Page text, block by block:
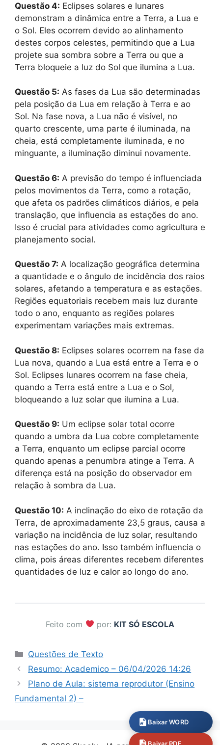
Questão 4: Eclipses solares e lunares
demonstram a dinâmica entre a Terra, a Lua e
o Sol. Eles ocorrem devido ao alinhamento
destes corpos celestes, permitindo que a Lua
projete sua sombra sobre a Terra ou que a
Terra bloqueie a luz do Sol que ilumina a Lua.
Questão 5: As fases da Lua são determinadas
pela posição da Lua em relação à Terra e ao
Sol. Na fase nova, a Lua não é visível, no
quarto crescente, uma parte é iluminada, na
cheia, está completamente iluminada, e no
minguante, a iluminação diminui novamente.
Questão 6: A previsão do tempo é influenciada
pelos movimentos da Terra, como a rotação,
que afeta os padrões climáticos diários, e pela
translação, que influencia as estações do ano.
Isso é crucial para atividades como agricultura e
planejamento social.
Questão 7: A localização geográfica determina
a quantidade e o ângulo de incidência dos raios
solares, afetando a temperatura e as estações.
Regiões equatoriais recebem mais luz durante
todo o ano, enquanto as regiões polares
experimentam variações mais extremas.
Questão 8: Eclipses solares ocorrem na fase da
Lua nova, quando a Lua está entre a Terra e o
Sol. Eclipses lunares ocorrem na fase cheia,
quando a Terra está entre a Lua e o Sol,
bloqueando a luz solar que ilumina a Lua.
Questão 9: Um eclipse solar total ocorre
quando a umbra da Lua cobre completamente
a Terra, enquanto um eclipse parcial ocorre
quando apenas a penumbra atinge a Terra. A
diferença está na posição do observador em
relação à sombra da Lua.
Questão 10: A inclinação do eixo de rotação da
Terra, de aproximadamente 23,5 graus, causa a
variação na incidência de luz solar, resultando
nas estações do ano. Isso também influencia o
clima, pois áreas diferentes recebem diferentes
quantidades de luz e calor ao longo do ano.
Feito com por: KIT SÓ ESCOLA
Categorias
Questões de Texto
Resumo: Academico – 06/04/2026 14:26
Plano de Aula: sistema reprodutor (Ensino
Fundamental 2) –
Baixar WORD
Baixar PDF